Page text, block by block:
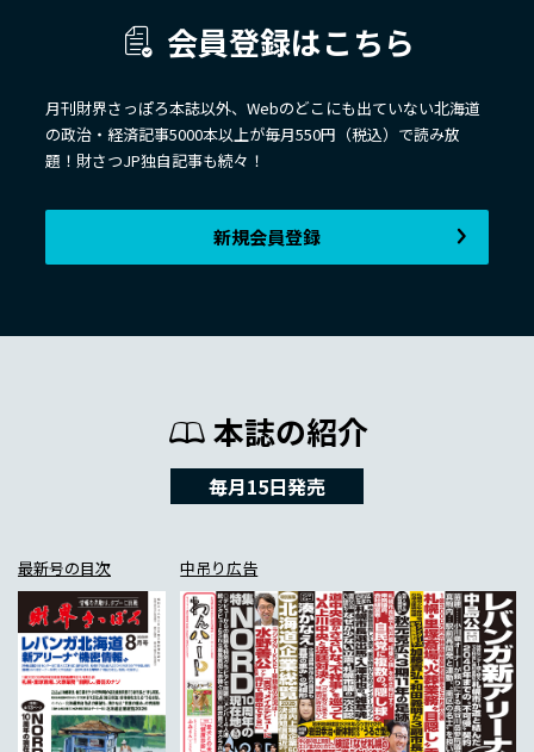
会員登録はこちら
月刊財界さっぽろ本誌以外、Webのどこにも出ていない北海道
の政治・経済記事5000本以上が毎月550円（税込）で読み放
題！財さつJP独自記事も続々！
新規会員登録
本誌の紹介
毎月15日発売
最新号の目次 中吊り広告